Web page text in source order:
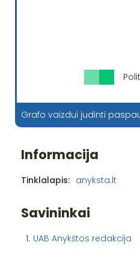
Grafo vaizdui judinti
Informacija
Tinklalapis: anyksta.lt
Savininkai
1. UAB Anykštos redakcija